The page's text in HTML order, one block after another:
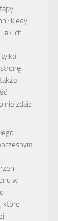
kiedy
jak ich
tylko
nie zdaje
w
które